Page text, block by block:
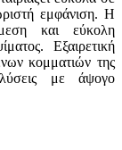
εμφάνιση. Η
και εύκολη
Εξαιρετική
κομματιών της
με άψογο